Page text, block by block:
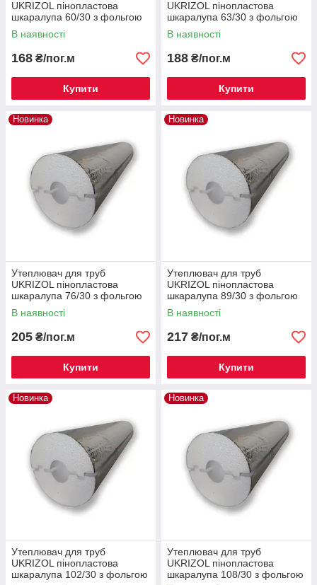
UKRIZOL пінопластова
шкаралупа 60/30 з фольгою
В наявності
168 ₴/пог.м
Купити
UKRIZOL пінопластова
шкаралупа 63/30 з фольгою
В наявності
188 ₴/пог.м
Купити
Новинка
Утеплювач для труб
UKRIZOL пінопластова
шкаралупа 76/30 з фольгою
В наявності
205 ₴/пог.м
Купити
Новинка
Утеплювач для труб
UKRIZOL пінопластова
шкаралупа 89/30 з фольгою
В наявності
217 ₴/пог.м
Купити
Новинка
Утеплювач для труб
UKRIZOL пінопластова
шкаралупа 102/30 з фольгою
Новинка
Утеплювач для труб
UKRIZOL пінопластова
шкаралупа 108/30 з фольгою